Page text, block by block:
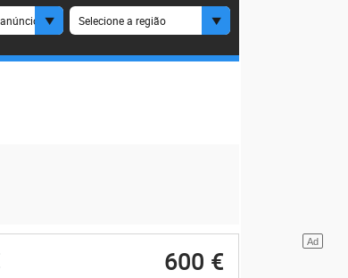
Selecione a região
600 €